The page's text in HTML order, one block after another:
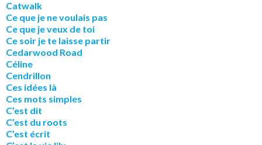
Catwalk
Ce que je ne voulais pas
Ce que je veux de toi
Ce soir je te laisse partir
Cedarwood Road
Céline
Cendrillon
Ces idées là
Ces mots simples
C’est dit
C’est du roots
C’est écrit